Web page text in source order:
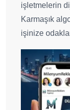
işletmelerin
Karmaşık
işinize